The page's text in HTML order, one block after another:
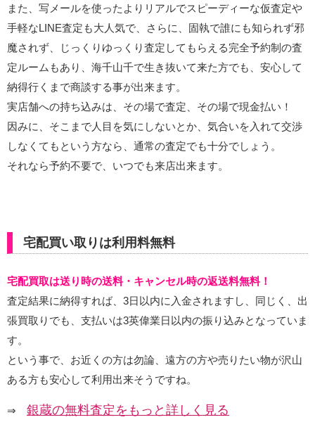
また、写メールを使ったよりリアルでスピーディーな仮査定や
手軽なLINE査定も大人気で、さらに、固執で誰にも知られず邪
魔されず、じっくりゆっくり査定してもらえる完全予約制の査
定ルームもあり、海千山千で生き抜いて来た方でも、安心して
納得行くまで商談する事が出来ます。
実店舗への持ち込みは、その場で査定、その場で現金払い！
因みに、そこまで人目を気にしないとか、気合いを入れて交渉
しなくてもという方なら、通常の査定でも十分でしょう。
それなら予約不要で、いつでも来店出来ます。
宅配買い取りは利用料無料
宅配買取は送り時の送料・キャンセル時の返送料無料！
査定結果に納得すれば、3日以内に入金されますし、同じく、出
張買取りでも、支払いは3英偉業日以内の振り込みとなっていま
す。
という事で、お近くの方は勿論、遠方の方や売りたい物が沢山
ある方も安心して利用出来そうですね。
⇒ 銀蔵の無料査定をもっと詳しく見る